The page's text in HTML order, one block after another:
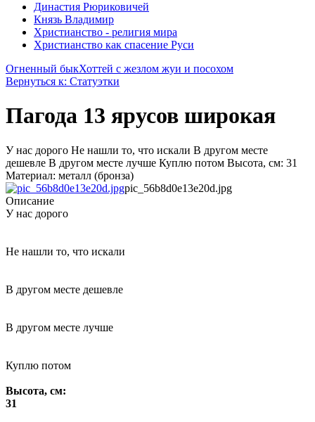
Династия Рюриковичей
Князь Владимир
Христианство - религия мира
Христианство как спасение Руси
Огненный быкХоттей с жезлом жуи и посохом
Вернуться к: Статуэтки
Пагода 13 ярусов широкая
У нас дорого Не нашли то, что искали В другом месте
дешевле В другом месте лучше Куплю потом Высота, см: 31
Материал: металл (бронза)
pic_56b8d0e13e20d.jpg
Описание
У нас дорого
Не нашли то, что искали
В другом месте дешевле
В другом месте лучше
Куплю потом
Высота, см:
31